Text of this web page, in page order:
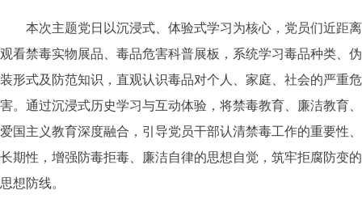
本次主题党日以沉浸式、体验式学习为核心，党员们近距离
观看禁毒实物展品、毒品危害科普展板，系统学习毒品种类、伪
装形式及防范知识，直观认识毒品对个人、家庭、社会的严重危
害。通过沉浸式历史学习与互动体验，将禁毒教育、廉洁教育、
爱国主义教育深度融合，引导党员干部认清禁毒工作的重要性、
长期性，增强防毒拒毒、廉洁自律的思想自觉，筑牢拒腐防变的
思想防线。